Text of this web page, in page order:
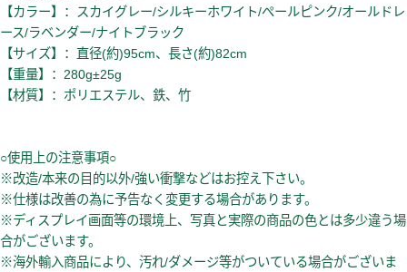
【カラー】：スカイグレー/シルキーホワイト/ぺールピンク/オールドレ
ース/ラベンダー/ナイトブラック
【サイズ】：直径(約)95cm、長さ(約)82cm
【重量】：280g±25g
【材質】：ポリエステル、鉄、竹
○使用上の注意事項○
※改造/本来の目的以外/強い衝撃などはお控え下さい。
※仕様は改善の為に予告なく変更する場合があります。
※ディスプレイ画面等の環境上、写真と実際の商品の色とは多少違う場
合がございます。
※海外輸入商品により、汚れ/ダメージ等がついている場合がございま